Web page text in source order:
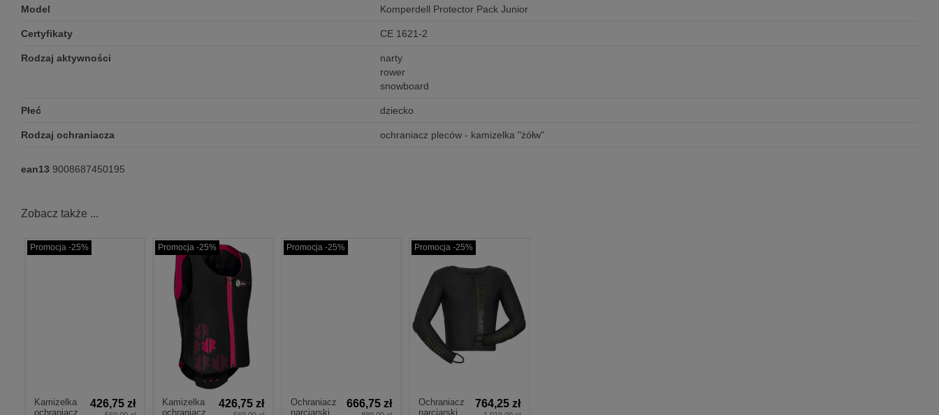
Model Komperdell Protector Pack Junior
Certyfikaty CE 1621-2
Rodzaj aktywności
narty
rower
snowboard
Płeć dziecko
Rodzaj ochraniacza ochraniacz pleców - kamizelka "żółw"
ean13 9008687450195
Zobacz także ...
Promocja -25%
Kamizelka
ochraniacz
426,75 zł
Promocja -25%
Kamizelka
ochraniacz
426,75 zł
Promocja -25%
Ochraniacz
narciarski
666,75 zł
Promocja -25%
Ochraniacz
narciarski
764,25 zł